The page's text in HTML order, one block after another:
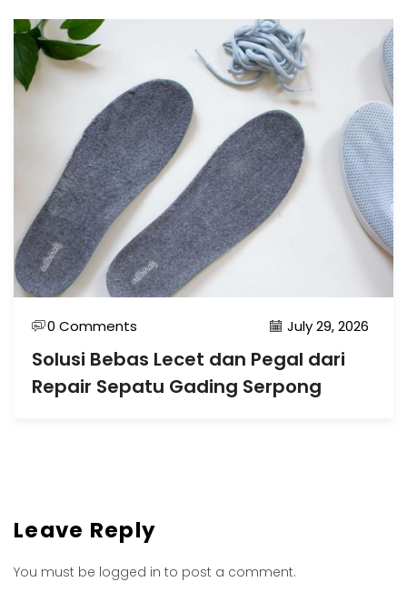
July 29, 2026
0 Comments
Solusi Bebas Lecet dan Pegal dari
Repair Sepatu Gading Serpong
Leave Reply
You must be logged in to post a comment.